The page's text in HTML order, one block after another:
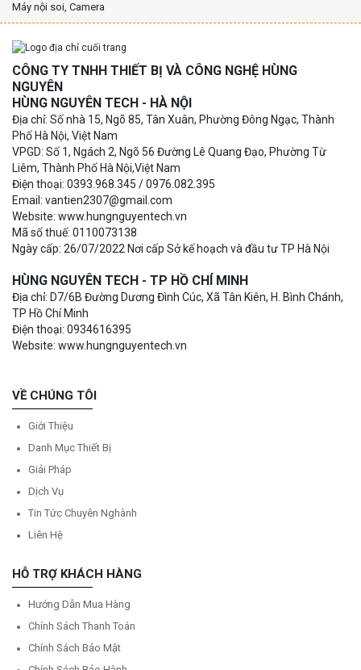
Máy nội soi, Camera
CÔNG TY TNHH THIẾT BỊ VÀ CÔNG NGHỆ HÙNG
NGUYÊN
HÙNG NGUYÊN TECH - HÀ NỘI
Địa chỉ: Số nhà 15, Ngõ 85, Tân Xuân, Phường Đông Ngạc, Thành
Phố Hà Nội, Việt Nam
VPGD: Số 1, Ngách 2, Ngõ 56 Đường Lê Quang Đạo, Phường Từ
Liêm, Thành Phố Hà Nội,Việt Nam
Điện thoại: 0393.968.345 / 0976.082.395
Email: vantien2307@gmail.com
Website: www.hungnguyentech.vn
Mã số thuế: 0110073138
Ngày cấp: 26/07/2022 Nơi cấp Sở kế hoạch và đầu tư TP Hà Nội
HÙNG NGUYÊN TECH - TP HỒ CHÍ MINH
Địa chỉ: D7/6B Đường Dương Đình Cúc, Xã Tân Kiên, H. Bình Chánh,
TP Hồ Chí Minh
Điện thoại: 0934616395
Website: www.hungnguyentech.vn
VỀ CHÚNG TÔI
Giới Thiệu
Danh Mục Thiết Bị
Giải Pháp
Dịch Vụ
Tin Tức Chuyên Nghành
Liên Hệ
HỖ TRỢ KHÁCH HÀNG
Hướng Dẫn Mua Hàng
Chính Sách Thanh Toán
Chính Sách Bảo Mật